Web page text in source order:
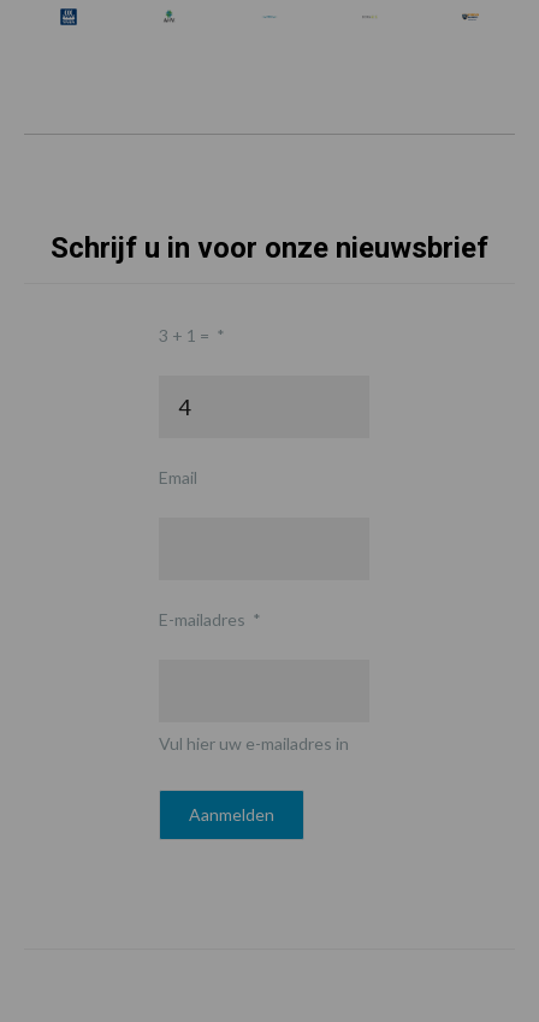
Schrijf u in voor onze nieuwsbrief
3 + 1 = *
Email
E-mailadres *
Vul hier uw e-mailadres in